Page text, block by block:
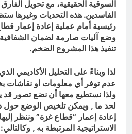
السوقية الحقيقية، مع تحويل
الفاسدين. هذه التحديات وغيرها
رئيسية أمام عملية إعادة إعمار
وضع آليات صارمة لضمان الشفافية
تنفيذ هذا المشروع الضخم.
لذا وبناءً على التحليل الأكاديمي
عدم توفر أي معلومات او نقاشات
ولذا نستطيع معها أن نضع تصور
لحد ما , ويمكن تلخيص الوضع
إعادة إعمار “قطاع غزة” وننظر
الاستراتيجية المرتبطة به , وكالتالي: